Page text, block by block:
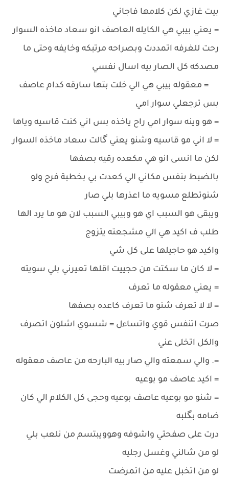
بيت غازي لكن كلامها فاجاني
= يعني بيبي هي الكايله العاصف انو سعاد ماخذه السوار
رحت للغرفه اتمددت وبصراحه مرتبكه وخايفه وحتى ما
مصدكه كل الصار بيه اسال نفسي
= معقوله بيبي هي الي خلت بتها سارقه كدام عاصف
بس ترجعلي سوار امي
= هو وينه سوار امي راح ياخذه بس اني كنت قاسيه وياها
= لا اني مو قاسيه وشنو يعني گالت سعاد ماخذه السوار
لكن ما انسى انو هي مكعده رقيه بصفها
بالضبط بنفس مكاني الي كعدت بي بخطبة فرح ولو
شنوتطلع مسويه ما اعذرها بلي صار
ويبقى هو السبب اي هو وبيبي السبب لان هو ما يرد الها
طلب ف اكيد هي الي مشجعته يتزوج
واكيد هو حاجيلها على كل شي
= لا كان ما سكتت من حجييت اقلها تعيرني بلي سويته
= يعني معقوله ما تعرف
= لا لا تعرف شنو ما تعرف كاعده بصفها
صرت اتنفس قوي واتساءل = شسوي اشلون اتصرف
والكل اتخلى عني
=. والي سمعته والي صار بيه البارحه من عاصف معقوله
= اكيد عاصف مو بوعيه
= شنو مو بوعيه عاصف بوعيه وحجى كل الكلام الي كان
ضامه بگلبه
درت على صفحتي واشوفه وهوويبتسم من نلعب بلي
لو من شالني وغسل رجليه
لو من اتخبل عليه من اتمرضت